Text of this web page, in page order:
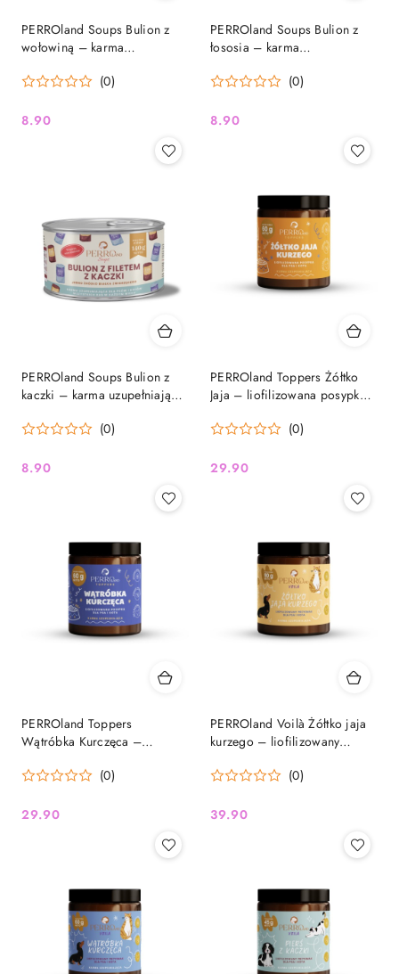
PERROland Soups Bulion z
wołowiną – karma
140 g
(0)
Cena:
8.90
PERROland Soups Bulion z
łososia – karma
140 g
(0)
Cena:
8.90
PERROland Soups Bulion z
kaczki – karma uzupełniająca
(0)
Cena:
8.90
PERROland Toppers Żółtko
Jaja – liofilizowana posypka
(0)
Cena:
29.90
PERROland Toppers
Wątróbka Kurczęca –
i kota, 60 g
(0)
Cena:
29.90
PERROland Voilà Żółtko jaja
kurzego – liofilizowany
(0)
Cena:
39.90